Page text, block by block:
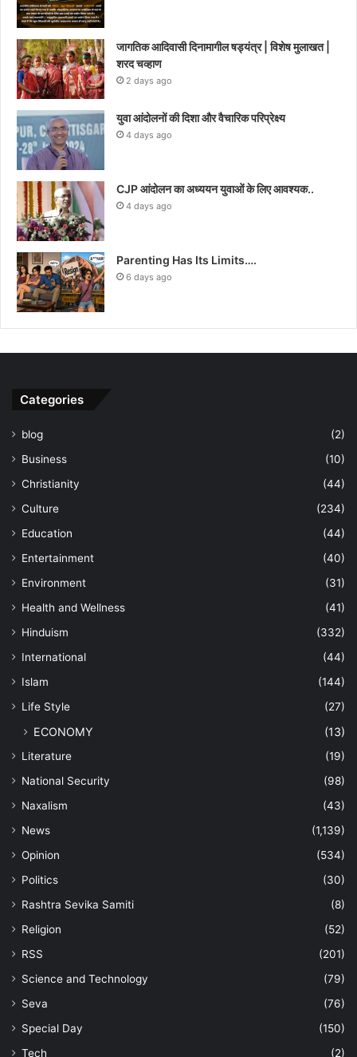
जागतिक आदिवासी दिनामागील षड्यंत्र | विशेष मुलाखत |
शरद चव्हाण
2 days ago
युवा आंदोलनों की दिशा और वैचारिक परिप्रेक्ष्य
4 days ago
CJP आंदोलन का अध्ययन युवाओं के लिए आवश्यक..
4 days ago
Parenting Has Its Limits….
6 days ago
Categories
blog
(2)
Business
(10)
Christianity
(44)
Culture
(234)
Education
(44)
Entertainment
(40)
Environment
(31)
Health and Wellness
(41)
Hinduism
(332)
International
(44)
Islam
(144)
Life Style
(27)
ECONOMY (13)
Literature
(19)
National Security
(98)
Naxalism
(43)
News
(1,139)
Opinion
(534)
Politics
(30)
Rashtra Sevika Samiti
(8)
Religion
(52)
RSS
(201)
Science and Technology
(79)
Seva
(76)
Special Day
(150)
Tech
(2)